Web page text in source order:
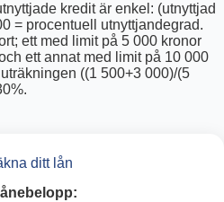
kredit är enkel: (utnyttjad
= procentuell utnyttjandegrad.
ett med limit på 5 000 kronor
ett annat med limit på 10 000
((1 500+3 000)/(5
ditt lån